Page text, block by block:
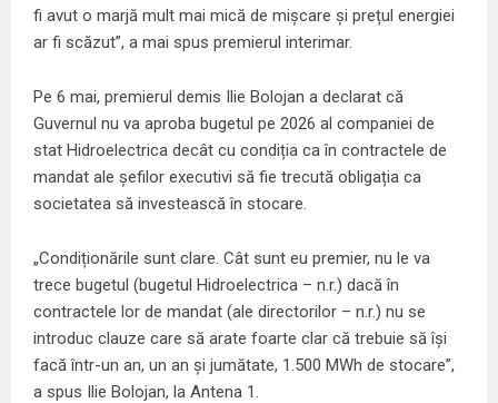
fi avut o marjă mult mai mică de mișcare și prețul energiei
ar fi scăzut”, a mai spus premierul interimar.
Pe 6 mai, premierul demis Ilie Bolojan a declarat că
Guvernul nu va aproba bugetul pe 2026 al companiei de
stat Hidroelectrica decât cu condiția ca în contractele de
mandat ale șefilor executivi să fie trecută obligația ca
societatea să investească în stocare.
„Condiționările sunt clare. Cât sunt eu premier, nu le va
trece bugetul (bugetul Hidroelectrica – n.r.) dacă în
contractele lor de mandat (ale directorilor – n.r.) nu se
introduc clauze care să arate foarte clar că trebuie să își
facă într-un an, un an și jumătate, 1.500 MWh de stocare”,
a spus Ilie Bolojan, la Antena 1.